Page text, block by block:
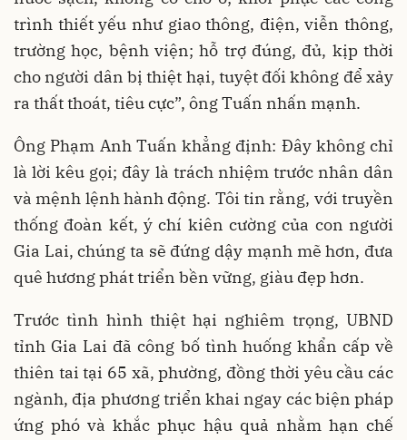
trình thiết yếu như giao thông, điện, viễn thông,
trường học, bệnh viện; hỗ trợ đúng, đủ, kịp thời
cho người dân bị thiệt hại, tuyệt đối không để xảy
ra thất thoát, tiêu cực”, ông Tuấn nhấn mạnh.
Ông Phạm Anh Tuấn khẳng định: Đây không chỉ
là lời kêu gọi; đây là trách nhiệm trước nhân dân
và mệnh lệnh hành động. Tôi tin rằng, với truyền
thống đoàn kết, ý chí kiên cường của con người
Gia Lai, chúng ta sẽ đứng dậy mạnh mẽ hơn, đưa
quê hương phát triển bền vững, giàu đẹp hơn.
Trước tình hình thiệt hại nghiêm trọng, UBND
tỉnh Gia Lai đã công bố tình huống khẩn cấp về
thiên tai tại 65 xã, phường, đồng thời yêu cầu các
ngành, địa phương triển khai ngay các biện pháp
ứng phó và khắc phục hậu quả nhằm hạn chế